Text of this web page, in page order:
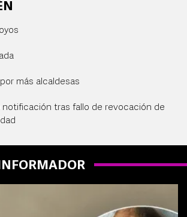
más alcaldesas
notificación tras fallo de revocación de